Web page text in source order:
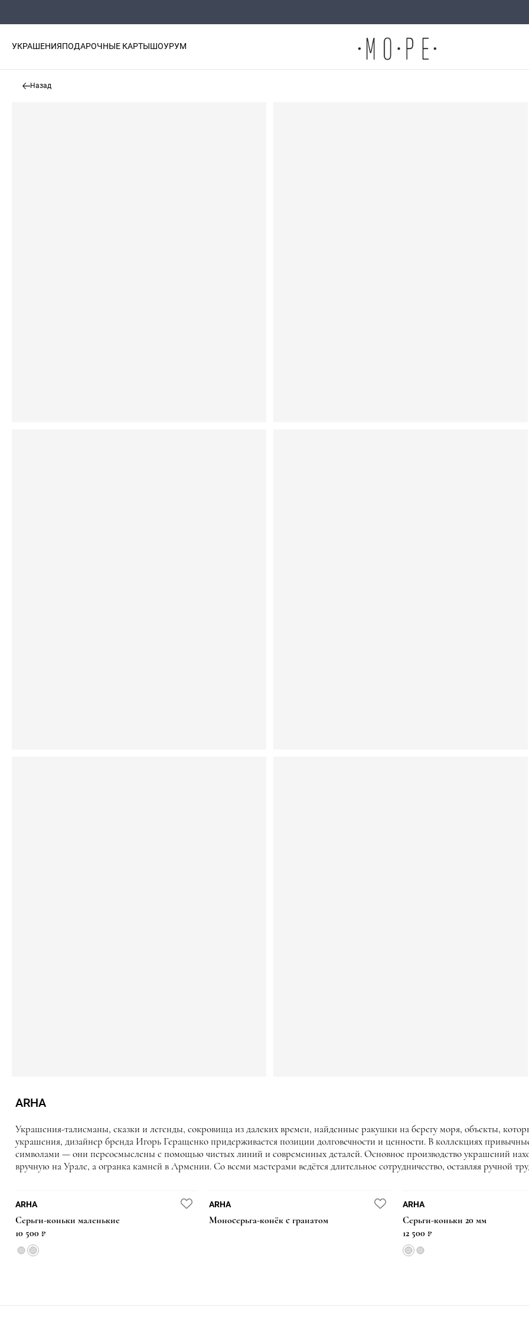
УКРАШЕНИЯПОДАРОЧНЫЕ КАРТЫШОУРУМ
Назад
ARHA
Украшения-талисманы, сказки и легенды, сокровища из далеких времен, найденные ракушки на берегу моря, объекты,
украшения, дизайнер бренда Игорь Геращенко придерживается позиции долговечности и ценности. В коллекциях
символами — они переосмыслены с помощью чистых линий и современных деталей. Основное производство украшений
вручную на Урале, а огранка камней в Армении. Со всеми мастерами ведётся длительное сотрудничество, оставляя ручной
ARHA
Серьги-коньки маленькие
10 500 ₽
ARHA
Моносерьга-конёк с гранатом
ARHA
Серьги-коньки 20 мм
12 500 ₽
НОВИНКА
12 000 ₽
НОВИНКА
9 000 ₽
НОВИНКА
10 000 ₽
НОВИНКА
26 000 ₽